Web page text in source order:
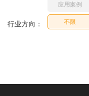
应用案例
行业方向： 不限